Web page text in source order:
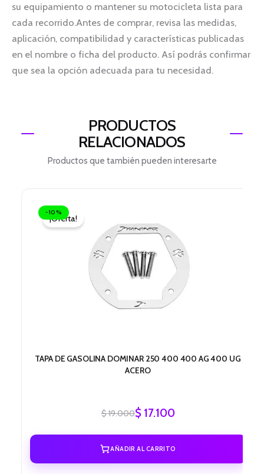
su equipamiento o mantener su motocicleta lista para
cada recorrido.Antes de comprar, revisa las medidas,
aplicación, compatibilidad y características publicadas
en el nombre o ficha del producto. Así podrás confirmar
que sea la opción adecuada para tu necesidad.
PRODUCTOS
RELACIONADOS
Productos que también pueden interesarte
-10%
¡Oferta!
TAPA DE GASOLINA DOMINAR 250 400 400 AG 400 UG
ACERO
$19.000
original
era:
$ 19.000.
$17.100
actual
es:
$ 17.100.
AÑADIR AL CARRITO